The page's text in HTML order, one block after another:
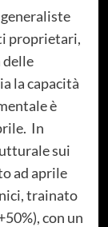
proprietari,
delle
la capacità
è
In
sui
ad aprile
trainato
con un